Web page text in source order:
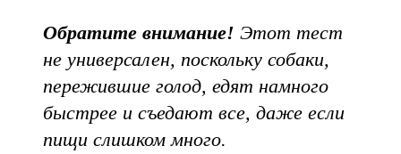
Обратите внимание! Этот тест
не универсален, поскольку собаки,
пережившие голод, едят намного
быстрее и съедают все, даже если
пищи слишком много.